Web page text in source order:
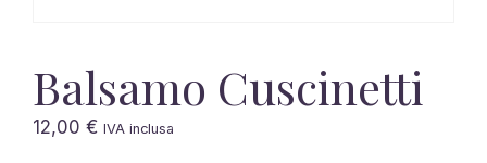
Balsamo Cuscinetti
12,00 € IVA inclusa